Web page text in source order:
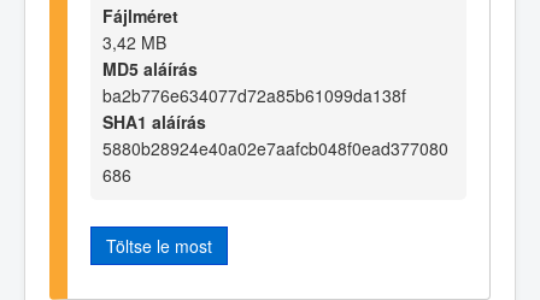
Fájlméret
3,42 MB
MD5 aláírás
ba2b776e634077d72a85b61099da138f
SHA1 aláírás
5880b28924e40a02e7aafcb048f0ead377080
686
Töltse le most